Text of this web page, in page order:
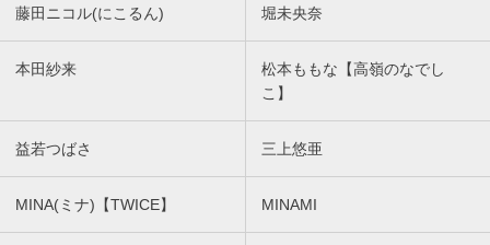
藤田ニコル(にこるん) 堀未央奈
本田紗来
松本ももな【高嶺のなでし
こ】
益若つばさ 三上悠亜
MINA(ミナ)【TWICE】 MINAMI